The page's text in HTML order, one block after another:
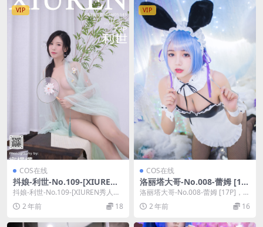
VIP
COS在线
抖娘-利世-No.109-[XIUREN
秀人网] 2022.07.27 NO.5345
[73P]
抖娘-利世-No.109-[XIUREN秀人网]
2022.07.27 NO.5...
2 年前 18
VIP
COS在线
洛丽塔大哥-No.008-蕾姆 [17
P]
洛丽塔大哥-No.008-蕾姆 [17P]，洛
丽塔大哥在线作品导航：洛丽塔大
哥套...2 年前 16